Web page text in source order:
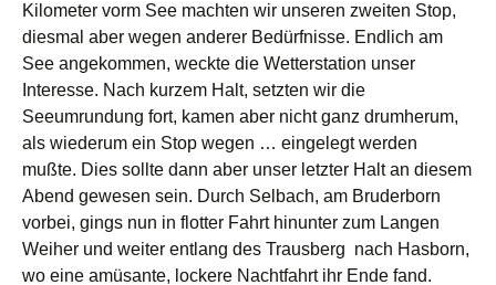
Kilometer vorm See machten wir unseren zweiten Stop,
diesmal aber wegen anderer Bedürfnisse. Endlich am
See angekommen, weckte die Wetterstation unser
Interesse. Nach kurzem Halt, setzten wir die
Seeumrundung fort, kamen aber nicht ganz drumherum,
als wiederum ein Stop wegen … eingelegt werden
mußte. Dies sollte dann aber unser letzter Halt an diesem
Abend gewesen sein. Durch Selbach, am Bruderborn
vorbei, gings nun in flotter Fahrt hinunter zum Langen
Weiher und weiter entlang des Trausberg nach Hasborn,
wo eine amüsante, lockere Nachtfahrt ihr Ende fand.